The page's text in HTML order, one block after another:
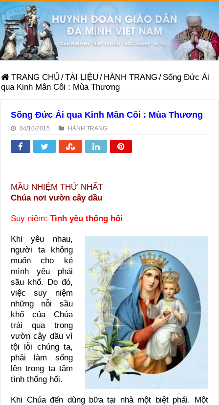
TRANG CHỦ /TÀI LIỆU / HÀNH TRANG / Sống Đức Ái
qua Kinh Mân Côi : Mùa Thương
Sống Đức Ái qua Kinh Mân Côi : Mùa Thương
04/10/2015 HÀNH TRANG
MẦU NHIỆM THỨ NHẤT
Chúa nơi vườn cây dầu
Suy niệm:Tình yêu thống hối
Khi yêu nhau,
người ta không
muốn cho kẻ
mình yêu phải
sầu khổ. Do đó,
việc suy niệm
những nỗi sầu
khổ của Chúa
trải qua trong
vườn cây dầu vì
tội lỗi chúng ta,
phải làm sống
lên trong ta tâm
tình thống hối.
Khi Chúa đến dùng bữa tại nhà một biệt phái. Một